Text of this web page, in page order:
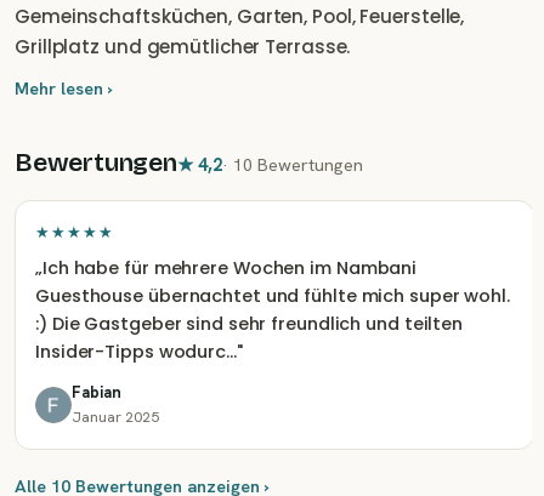
Gemeinschaftsküchen, Garten, Pool, Feuerstelle,
Grillplatz und gemütlicher Terrasse.
Mehr lesen ›
Bewertungen★4,2· 10 Bewertungen
★★★★★
„Ich habe für mehrere Wochen im Nambani
Guesthouse übernachtet und fühlte mich super wohl.
:) Die Gastgeber sind sehr freundlich und teilten
Insider-Tipps wodurc…"
Fabian
Januar 2025
Alle 10 Bewertungen anzeigen ›